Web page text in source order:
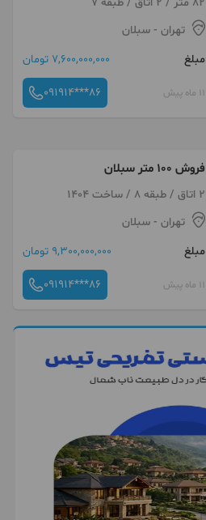
82 متر / 2 اتاق / طبقه 7
تهران - سبلان
مبلغ
7,600,000,000 تومان
11 ماه پیش 091914***86
فروش 100 متر سبلان
2 اتاق / طبقه 8 / ساخت 1404
تهران - سبلان
مبلغ
9,300,000,000 تومان
11 ماه پیش 091914***86